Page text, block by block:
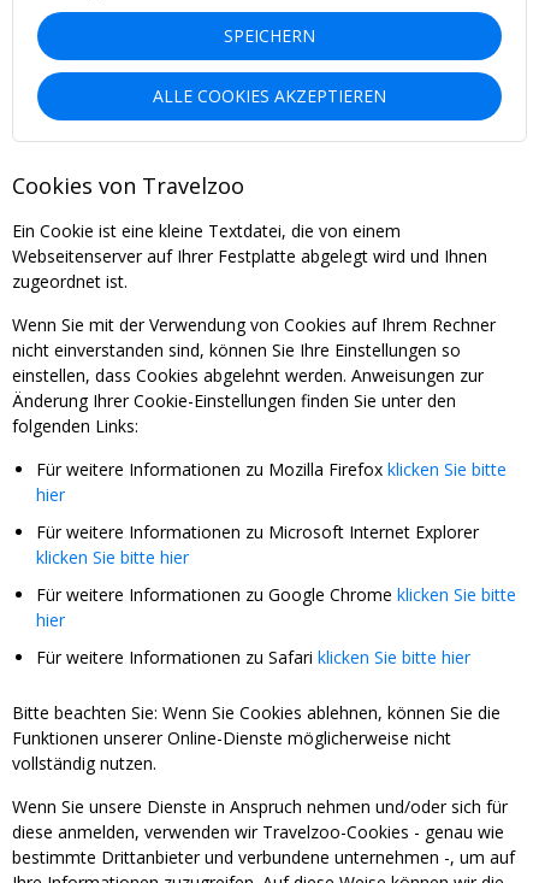
SPEICHERN
ALLE COOKIES AKZEPTIEREN
Cookies von Travelzoo
Ein Cookie ist eine kleine Textdatei, die von einem
Webseitenserver auf Ihrer Festplatte abgelegt wird und Ihnen
zugeordnet ist.
Wenn Sie mit der Verwendung von Cookies auf Ihrem Rechner
nicht einverstanden sind, können Sie Ihre Einstellungen so
einstellen, dass Cookies abgelehnt werden. Anweisungen zur
Änderung Ihrer Cookie-Einstellungen finden Sie unter den
folgenden Links:
Für weitere Informationen zu Mozilla Firefox klicken Sie bitte
hier
Für weitere Informationen zu Microsoft Internet Explorer
klicken Sie bitte hier
Für weitere Informationen zu Google Chrome klicken Sie bitte
hier
Für weitere Informationen zu Safari klicken Sie bitte hier
Bitte beachten Sie: Wenn Sie Cookies ablehnen, können Sie die
Funktionen unserer Online-Dienste möglicherweise nicht
vollständig nutzen.
Wenn Sie unsere Dienste in Anspruch nehmen und/oder sich für
diese anmelden, verwenden wir Travelzoo-Cookies - genau wie
bestimmte Drittanbieter und verbundene unternehmen -, um auf